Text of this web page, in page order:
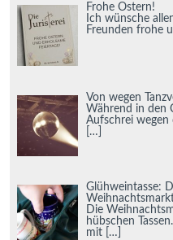
Frohe Ostern!
Ich wünsche
Freunden frohe
Von wegen
Während in den
Aufschrei wegen
[…]
Glühweintasse:
Die
hübschen
mit
[…]